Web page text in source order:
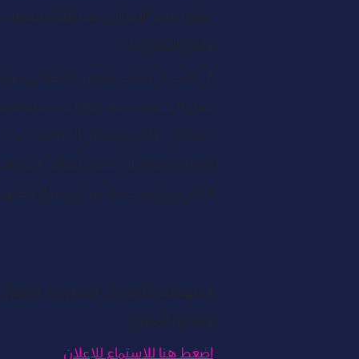
وإنتاج الإعلان لك!
7. كانت الإعلانات التقليدية أيضا
صناع المحتوى باتخاذ قرار إعداد
المعلنين. ولكن مع منتج الاعلانات
للمعلن وصولا لا محدود لقوائم
الكثير من الوقت والجهد للوصول
وباقاتها المميزة.